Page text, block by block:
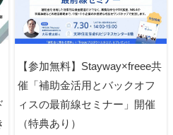
【参加無料】Stayway×freee共
催「補助金活用とバックオフ
ィスの最前線セミナー」開催
（特典あり）